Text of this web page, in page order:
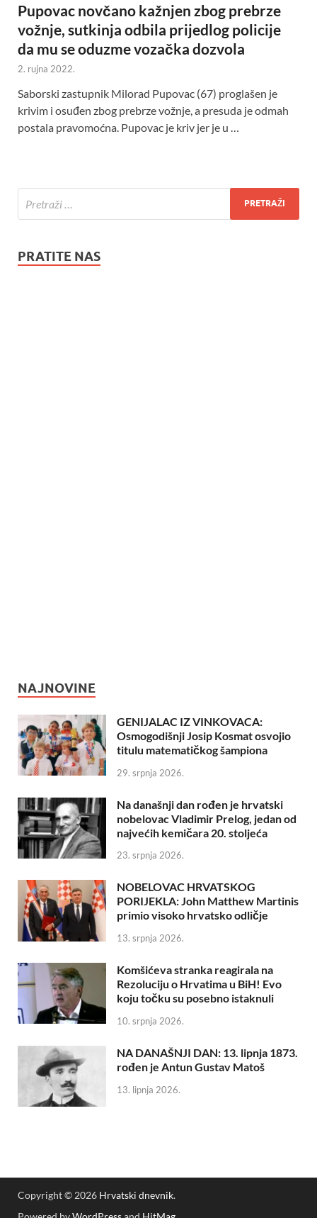
Pupovac novčano kažnjen zbog prebrze
vožnje, sutkinja odbila prijedlog policije
da mu se oduzme vozačka dozvola
2. rujna 2022.
Saborski zastupnik Milorad Pupovac (67) proglašen je
krivim i osuđen zbog prebrze vožnje, a presuda je odmah
postala pravomoćna. Pupovac je kriv jer je u …
PRATITE NAS
NAJNOVINE
GENIJALAC IZ VINKOVACA:
Osmogodišnji Josip Kosmat osvojio
titulu matematičkog šampiona
29. srpnja 2026.
Na današnji dan rođen je hrvatski
nobelovac Vladimir Prelog, jedan od
najvećih kemičara 20. stoljeća
23. srpnja 2026.
NOBELOVAC HRVATSKOG
PORIJEKLA: John Matthew Martinis
primio visoko hrvatsko odličje
13. srpnja 2026.
Komšićeva stranka reagirala na
Rezoluciju o Hrvatima u BiH! Evo
koju točku su posebno istaknuli
10. srpnja 2026.
NA DANAŠNJI DAN: 13. lipnja 1873.
rođen je Antun Gustav Matoš
13. lipnja 2026.
Copyright © 2026 Hrvatski dnevnik.